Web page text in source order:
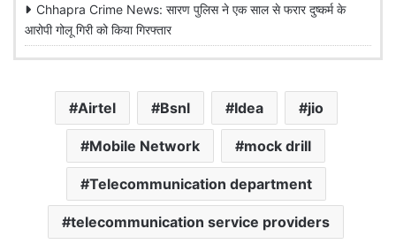
Chhapra Crime News: सारण पुलिस ने एक साल से फरार दुष्कर्म के
आरोपी गोलू गिरी को किया गिरफ्तार
Airtel Bsnl Idea jio
Mobile Network mock drill
Telecommunication department
telecommunication service providers